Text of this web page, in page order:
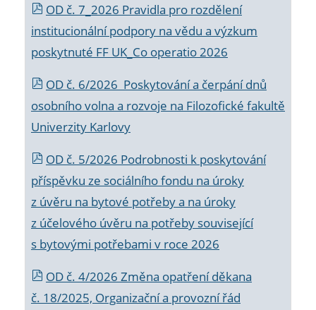
OD č. 7_2026 Pravidla pro rozdělení
institucionální podpory na vědu a výzkum
poskytnuté FF UK_Co operatio 2026
OD č. 6/2026 Poskytování a čerpání dnů
osobního volna a rozvoje na Filozofické fakultě
Univerzity Karlovy
OD č. 5/2026 Podrobnosti k poskytování
příspěvku ze sociálního fondu na úroky
z úvěru na bytové potřeby a na úroky
z účelového úvěru na potřeby související
s bytovými potřebami v roce 2026
OD č. 4/2026 Změna opatření děkana
č. 18/2025, Organizační a provozní řád